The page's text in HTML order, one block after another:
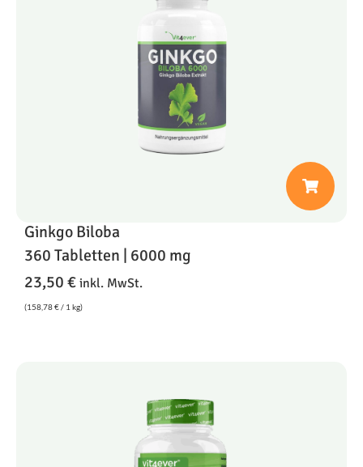
Ginkgo Biloba
360 Tabletten | 6000 mg
23,50 € inkl. MwSt.
(158,78€/ 1 kg)